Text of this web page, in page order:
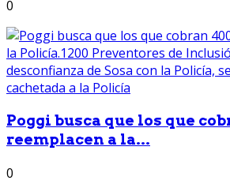
0
Poggi busca que los que
reemplacen a la...
0